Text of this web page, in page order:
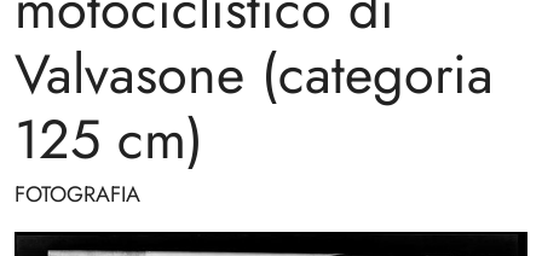
Valvasone (categoria
125 cm)
FOTOGRAFIA